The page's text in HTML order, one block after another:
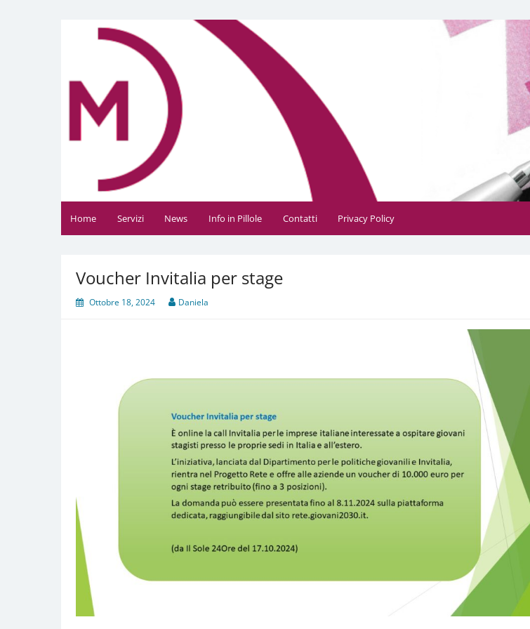
Daniela Manfè
Daniela Manfè Studio di consulenza amministrativa, contabile, tributaria e fiscale
Home Servizi News Info in Pillole Contatti Privacy Policy
Voucher Invitalia per stage
Ottobre 18, 2024 Daniela